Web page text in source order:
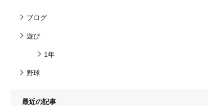
ブログ
遊び
1年
野球
最近の記事